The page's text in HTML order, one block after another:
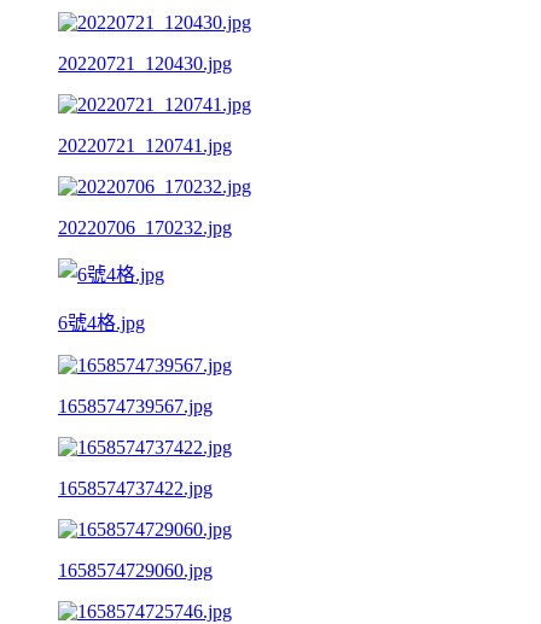
20220721_120430.jpg
20220721_120741.jpg
20220706_170232.jpg
6號4格.jpg
1658574739567.jpg
1658574737422.jpg
1658574729060.jpg